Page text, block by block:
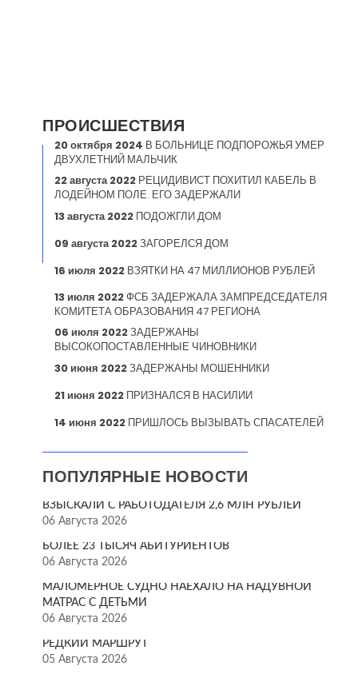
ПРОИСШЕСТВИЯ
20 октября 2024 В БОЛЬНИЦЕ ПОДПОРОЖЬЯ УМЕР
ДВУХЛЕТНИЙ МАЛЬЧИК
22 августа 2022 РЕЦИДИВИСТ ПОХИТИЛ КАБЕЛЬ В
ЛОДЕЙНОМ ПОЛЕ. ЕГО ЗАДЕРЖАЛИ
13 августа 2022 ПОДОЖГЛИ ДОМ
09 августа 2022ЗАГОРЕЛСЯ ДОМ
16 июля 2022 ВЗЯТКИ НА 47 МИЛЛИОНОВ РУБЛЕЙ
13 июля 2022ФСБ ЗАДЕРЖАЛА ЗАМПРЕДСЕДАТЕЛЯ
КОМИТЕТА ОБРАЗОВАНИЯ 47 РЕГИОНА
06 июля 2022ЗАДЕРЖАНЫ
ВЫСОКОПОСТАВЛЕННЫЕ ЧИНОВНИКИ
30 июня 2022ЗАДЕРЖАНЫ МОШЕННИКИ
21 июня 2022 ПРИЗНАЛСЯ В НАСИЛИИ
14 июня 2022 ПРИШЛОСЬ ВЫЗЫВАТЬ СПАСАТЕЛЕЙ
ПОПУЛЯРНЫЕ НОВОСТИ
ВЗЫСКАЛИ С РАБОТОДАТЕЛЯ 2,6 МЛН РУБЛЕЙ
06 Августа 2026
БОЛЕЕ 23 ТЫСЯЧ АБИТУРИЕНТОВ
06 Августа 2026
МАЛОМЕРНОЕ СУДНО НАЕХАЛО НА НАДУВНОЙ
МАТРАС С ДЕТЬМИ
06 Августа 2026
РЕДКИЙ МАРШРУТ
05 Августа 2026